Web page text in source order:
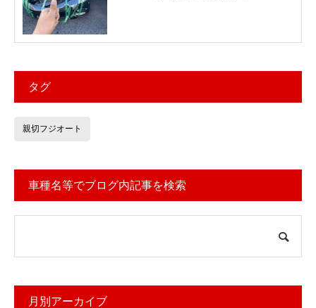
タグ
親切フジオート
車種名等でブログ内記事を検索
月別アーカイブ